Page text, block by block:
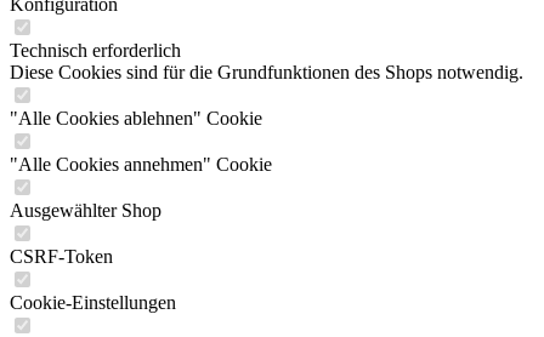
Konfiguration
Technisch erforderlich
Diese Cookies sind für die Grundfunktionen des Shops notwendig.
"Alle Cookies ablehnen" Cookie
"Alle Cookies annehmen" Cookie
Ausgewählter Shop
CSRF-Token
Cookie-Einstellungen